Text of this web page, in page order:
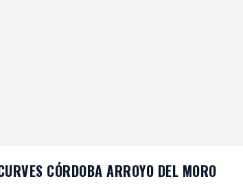
CÓRDOBA ARROYO DEL MORO